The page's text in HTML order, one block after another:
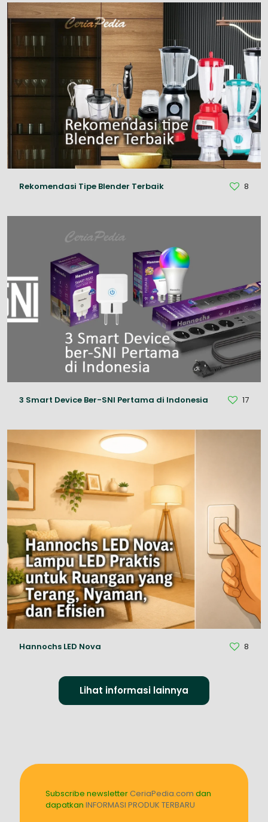
Rekomendasi Tipe Blender Terbaik 8
3 Smart Device Ber-SNI Pertama di Indonesia 17
Hannochs LED Nova 8
Lihat informasi lainnya
Subscribe newsletterCeriaPedia.com dan
dapatkan INFORMASI PRODUK TERBARU